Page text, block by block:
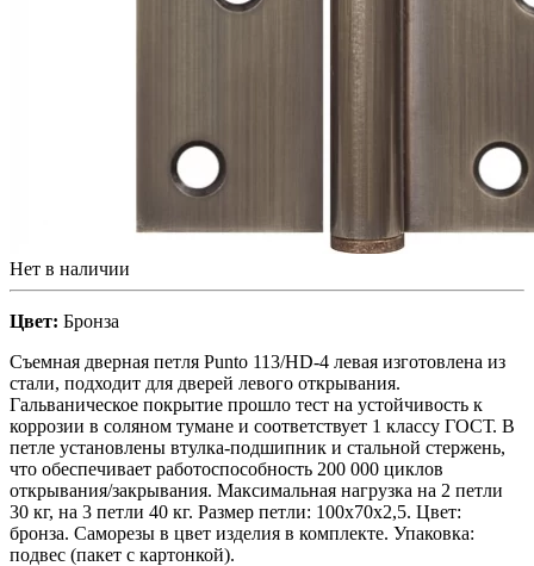
Нет в наличии
Цвет: Бронза
Съемная дверная петля Punto 113/HD-4 левая изготовлена из
стали, подходит для дверей левого открывания.
Гальваническое покрытие прошло тест на устойчивость к
коррозии в соляном тумане и соответствует 1 классу ГОСТ. В
петле установлены втулка-подшипник и стальной стержень,
что обеспечивает работоспособность 200 000 циклов
открывания/закрывания. Максимальная нагрузка на 2 петли
30 кг, на 3 петли 40 кг. Размер петли: 100x70x2,5. Цвет:
бронза. Саморезы в цвет изделия в комплекте. Упаковка:
подвес (пакет с картонкой).